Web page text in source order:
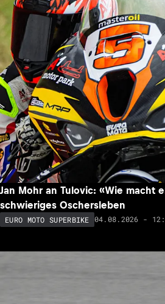
Jan Mohr an Tulovic: «Wie macht
schwieriges Oschersleben
EURO MOTO SUPERBIKE 04.08.2026 -